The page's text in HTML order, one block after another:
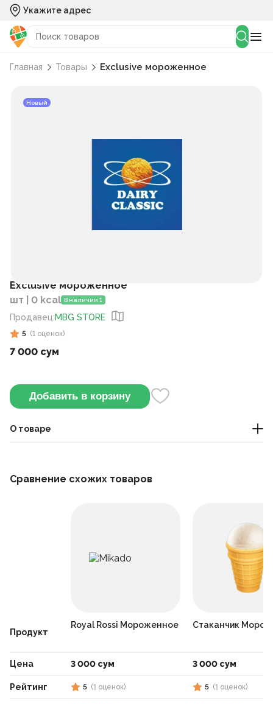
Укажите адрес
Главная Товары Exclusive мороженное
Новый
Exclusive мороженное
шт | 0 kcal В наличии 1
Продавец:MBG STORE
5 (1 оценок)
7 000 сум
Добавить в корзину
О товаре
Сравнение схожих товаров
Продукт
Цена
Рейтинг
Royal Rossi Мороженное
3 000 сум
5 (1 оценок)
Стаканчик
3 000 сум
5 (1 оценок)